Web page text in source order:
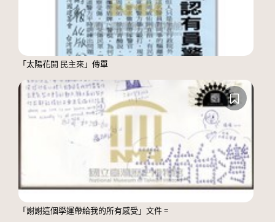
「太陽花開 民主來」傳單
「謝謝這個學運帶給我的所有感受」文件 =